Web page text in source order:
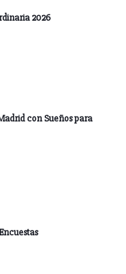
2026
con Sueños para